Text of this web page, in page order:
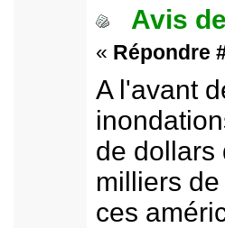
Avis
« Répondre
A l'avant
de dollars
milliers
ces